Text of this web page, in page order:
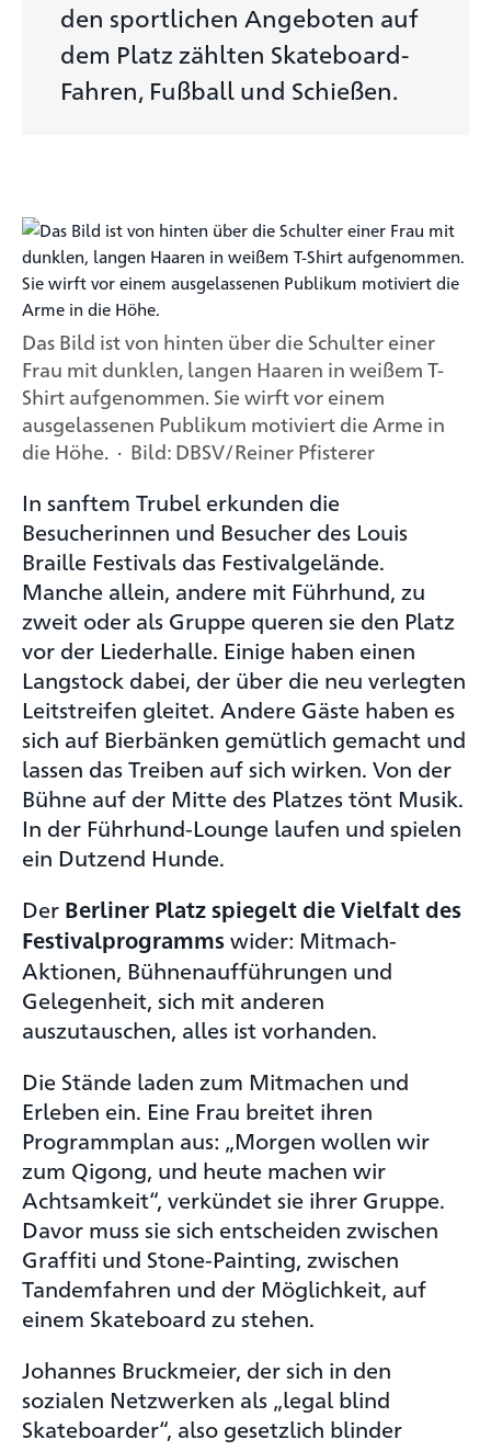
den sportlichen Angeboten auf
dem Platz zählten Skateboard-
Fahren, Fußball und Schießen.
Das Bild ist von hinten über die Schulter einer
Frau mit dunklen, langen Haaren in weißem T-
Shirt aufgenommen. Sie wirft vor einem
ausgelassenen Publikum motiviert die Arme in
die Höhe. · Bild: DBSV/Reiner Pfisterer
In sanftem Trubel erkunden die
Besucherinnen und Besucher des Louis
Braille Festivals das Festivalgelände.
Manche allein, andere mit Führhund, zu
zweit oder als Gruppe queren sie den Platz
vor der Liederhalle. Einige haben einen
Langstock dabei, der über die neu verlegten
Leitstreifen gleitet. Andere Gäste haben es
sich auf Bierbänken gemütlich gemacht und
lassen das Treiben auf sich wirken. Von der
Bühne auf der Mitte des Platzes tönt Musik.
In der Führhund-Lounge laufen und spielen
ein Dutzend Hunde.
Der Berliner Platz spiegelt die Vielfalt des
Festivalprogrammswider: Mitmach-
Aktionen, Bühnenaufführungen und
Gelegenheit, sich mit anderen
auszutauschen, alles ist vorhanden.
Die Stände laden zum Mitmachen und
Erleben ein. Eine Frau breitet ihren
Programmplan aus: „Morgen wollen wir
zum Qigong, und heute machen wir
Achtsamkeit“, verkündet sie ihrer Gruppe.
Davor muss sie sich entscheiden zwischen
Graffiti und Stone-Painting, zwischen
Tandemfahren und der Möglichkeit, auf
einem Skateboard zu stehen.
Johannes Bruckmeier, der sich in den
sozialen Netzwerken als „legal blind
Skateboarder“, also gesetzlich blinder